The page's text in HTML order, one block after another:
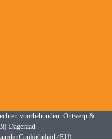
voorbehouden. Ontwerp &
Dageraad
Cookiebeleid (EU)